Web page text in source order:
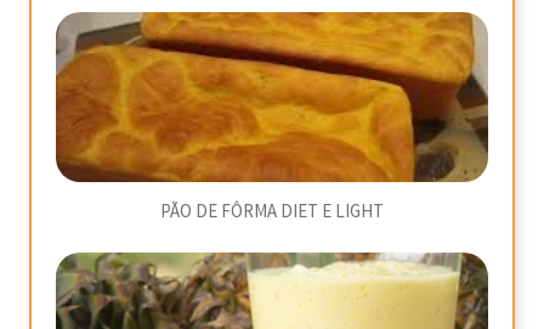
PÃO DE FÔRMA DIET E LIGHT